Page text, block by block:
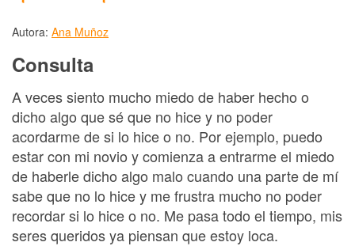
Autora: Ana Muñoz
Consulta
A veces siento mucho miedo de haber hecho o
dicho algo que sé que no hice y no poder
acordarme de si lo hice o no. Por ejemplo, puedo
estar con mi novio y comienza a entrarme el miedo
de haberle dicho algo malo cuando una parte de mí
sabe que no lo hice y me frustra mucho no poder
recordar si lo hice o no. Me pasa todo el tiempo, mis
seres queridos ya piensan que estoy loca.